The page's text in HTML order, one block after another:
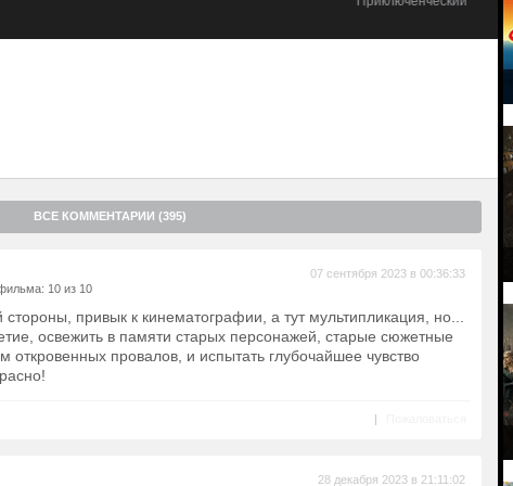
ВСЕ КОММЕНТАРИИ (395)
10 из 10
07 сентября 2023 в 00:36:33
привык к кинематографии, а тут мультипликация, но...
освежить в памяти старых персонажей, старые сюжетные
откровенных провалов, и испытать глубочайшее чувство
|
28 декабря 2023 в 21:11:02